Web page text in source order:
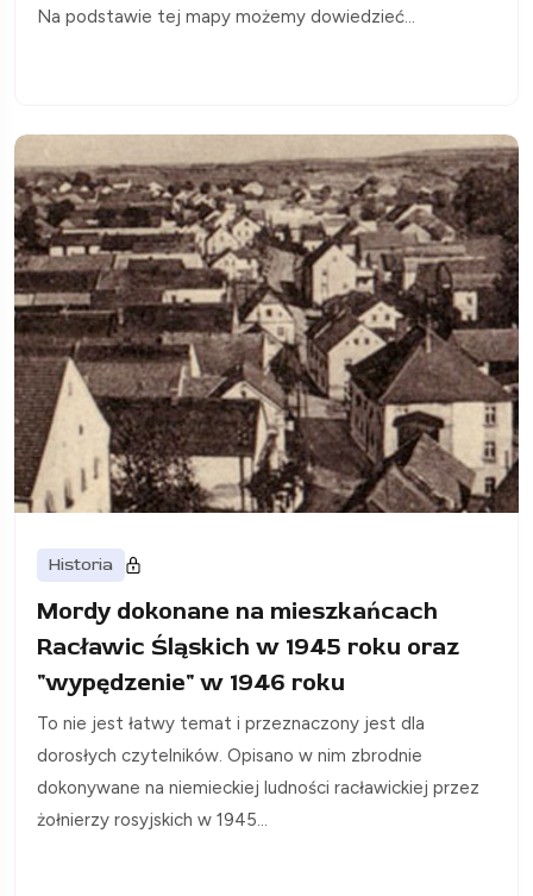
Na podstawie tej mapy możemy dowiedzieć...
Historia
Mordy dokonane na mieszkańcach
Racławic Śląskich w 1945 roku oraz
"wypędzenie" w 1946 roku
To nie jest łatwy temat i przeznaczony jest dla
dorosłych czytelników. Opisano w nim zbrodnie
dokonywane na niemieckiej ludności racławickiej przez
żołnierzy rosyjskich w 1945...